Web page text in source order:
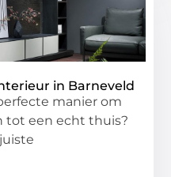
in Barneveld
manier om
tot een echt thuis?